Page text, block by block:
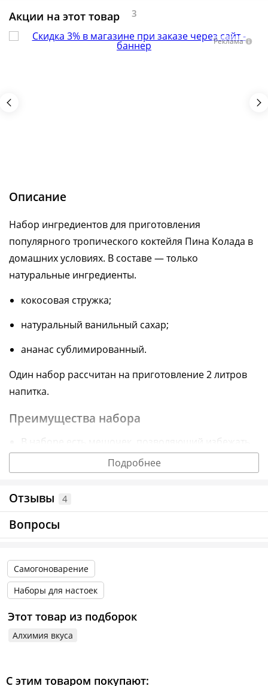
Акции на этот товар 3
Реклама
Описание
Набор ингредиентов для приготовления
популярного тропического коктейля Пина Колада в
домашних условиях. В составе — только
натуральные ингредиенты.
кокосовая стружка;
натуральный ванильный сахар;
ананас сублимированный.
Один набор рассчитан на приготовление 2 литров
напитка.
Преимущества набора
В наборе есть мешочек, позволяющий избежать
фильтрации напитка
происхождение
Все составляющие подобраны в оптимальных
пропорциях, дополнительно отмерять и
Набор прост в использовании
Инструкция по использованию
Все ингредиенты переложить в мешочек,
завязать и положить в емкость для
Залить 0,5 л самогона двойной очистки 40° или
Подробнее
Отзывы 4
Вопросы
Самогоноварение
Наборы для настоек
Этот товар из подборок
Алхимия вкуса
С этим товаром покупают: